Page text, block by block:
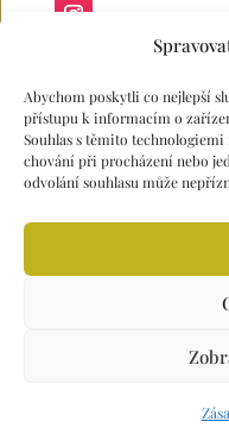
Abychom poskytli co nejlepší
přístupu k informacím o
Souhlas s těmito
chování při procházení nebo
odvolání souhlasu může